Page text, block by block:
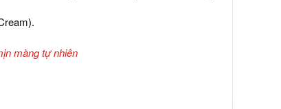
màng tự nhiên